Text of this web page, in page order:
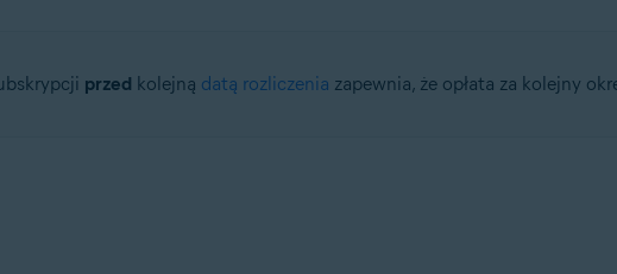
przed kolejną datą rozliczenia zapewnia, że opłata za kolejny